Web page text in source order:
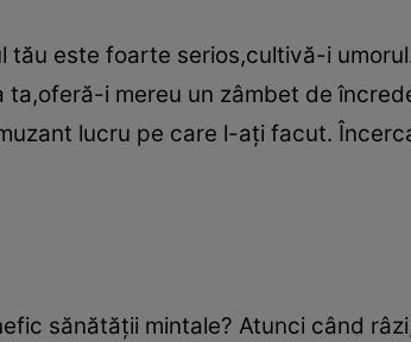
tău este foarte serios,cultivă-i
ta,oferă-i mereu un zâmbet de
lucru pe care l-aţi facut.
sănătăţii mintale? Atunci când